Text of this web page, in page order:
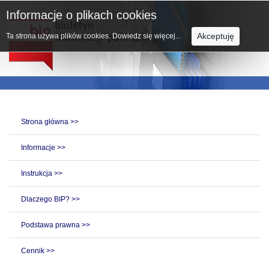
Strona główna >>
Informacje >>
Instrukcja >>
Dlaczego BIP? >>
Podstawa prawna >>
Cennik >>
Informacje o plikach cookies
Ta strona używa plików cookies. Dowiedz się więcej... Akceptuję